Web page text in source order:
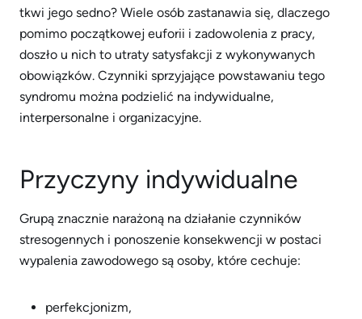
tkwi jego sedno? Wiele osób zastanawia się, dlaczego
pomimo początkowej euforii i zadowolenia z pracy,
doszło u nich to utraty satysfakcji z wykonywanych
obowiązków. Czynniki sprzyjające powstawaniu tego
syndromu można podzielić na indywidualne,
interpersonalne i organizacyjne.
Przyczyny indywidualne
Grupą znacznie narażoną na działanie czynników
stresogennych i ponoszenie konsekwencji w postaci
wypalenia zawodowego są osoby, które cechuje:
perfekcjonizm,